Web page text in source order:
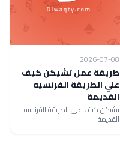
2026-07-08
طريقة عمل تشيكن كيف
علي الطريقة الفرنسيه
القديمة
تشيكن كيف علي الطريقة الفرنسيه
القديمة